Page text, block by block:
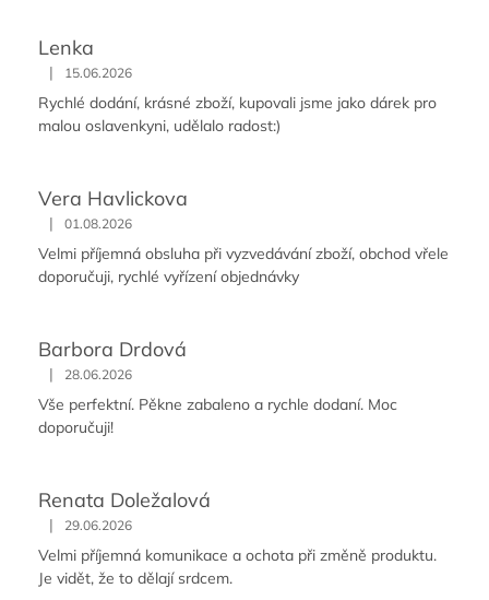
Lenka
| 15.06.2026
Rychlé dodání, krásné zboží, kupovali jsme jako dárek pro
malou oslavenkyni, udělalo radost:)
Vera Havlickova
| 01.08.2026
Velmi příjemná obsluha při vyzvedávání zboží, obchod vřele
doporučuji, rychlé vyřízení objednávky
Barbora Drdová
| 28.06.2026
Vše perfektní. Pěkne zabaleno a rychle dodaní. Moc
doporučuji!
Renata Doležalová
| 29.06.2026
Velmi příjemná komunikace a ochota při změně produktu.
Je vidět, že to dělají srdcem.